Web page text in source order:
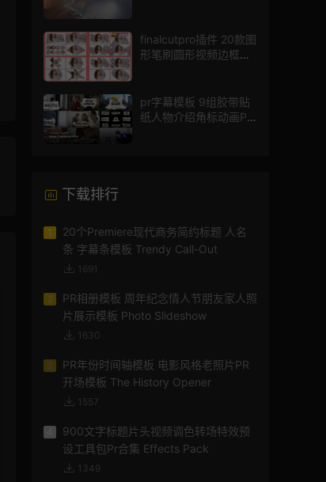
finalcutpro插件 20款图
形笔刷圆形视频边框遮
pr字幕模板 9组胶带贴
纸人物介绍角标动画PR
下载排行
1
20个Premiere现代商务简约标题 人名
条 字幕条模板 Trendy Call-Out
1691
2
PR相册模板 周年纪念情人节朋友家人照
片展示模板 Photo Slideshow
1630
3
PR年份时间轴模板 电影风格老照片PR
开场模板 The History Opener
1557
900文字标题片头视频调色转场特效预
设工具包Pr合集 Effects Pack
1349